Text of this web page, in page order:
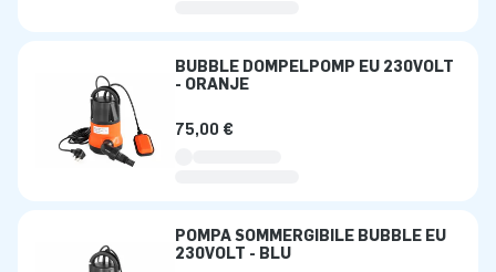
BUBBLE DOMPELPOMP EU 230VOLT
- ORANJE
75,00 €
POMPA SOMMERGIBILE BUBBLE EU
230VOLT - BLU